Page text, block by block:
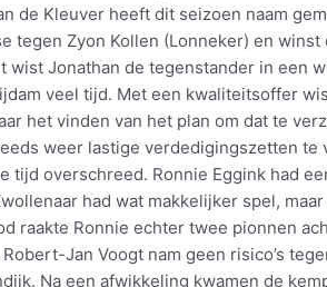
de Kleuver heeft dit seizoen naam
tegen Zyon Kollen (Lonneker) en winst
wist Jonathan de tegenstander in een
veel tijd. Met een kwaliteitsoffer
het vinden van het plan om dat te
weer lastige verdedigingszetten te
tijd overschreed. Ronnie Eggink had
had wat makkelijker spel,
raakte Ronnie echter twee pionnen
Jan Voogt nam geen risico’s
Na een afwikkeling kwamen de